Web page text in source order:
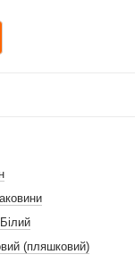
(пляшковий)